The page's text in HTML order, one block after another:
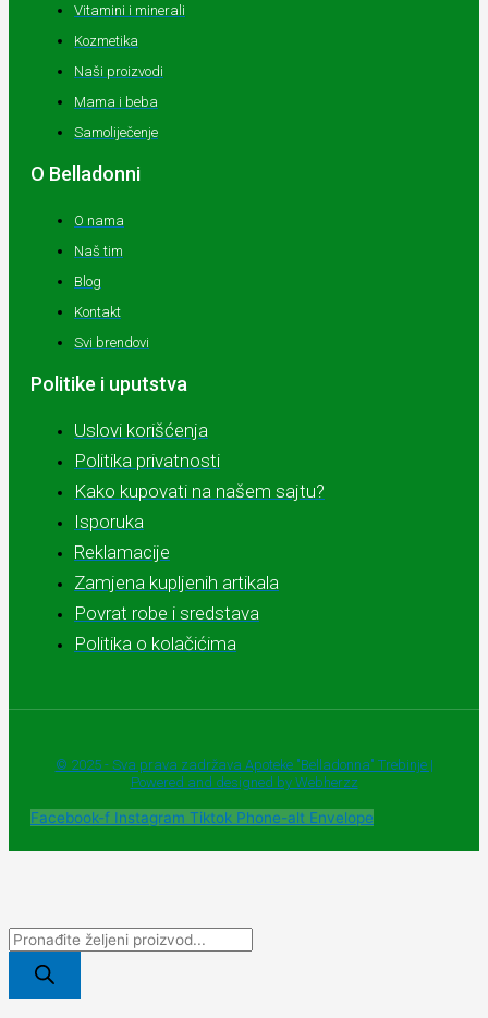
Vitamini i minerali
Kozmetika
Naši proizvodi
Mama i beba
Samoliječenje
O Belladonni
O nama
Naš tim
Blog
Kontakt
Svi brendovi
Politike i uputstva
Uslovi korišćenja
Politika privatnosti
Kako kupovati na našem sajtu?
Isporuka
Reklamacije
Zamjena kupljenih artikala
Povrat robe i sredstava
Politika o kolačićima
© 2025 - Sva prava zadržava Apoteke "Belladonna" Trebinje |
Powered and designed by Webherzz
Facebook-f Instagram Tiktok Phone-alt Envelope